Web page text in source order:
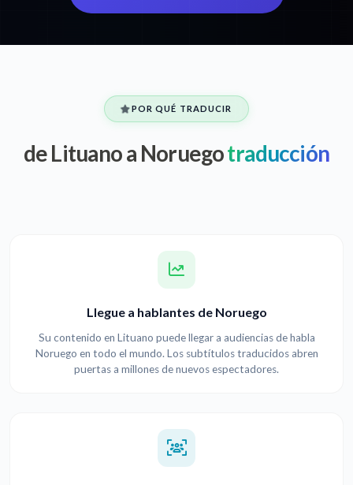
POR QUÉ TRADUCIR
de Lituano a Noruegotraducción
Llegue a hablantes de Noruego
Su contenido en Lituano puede llegar a audiencias de habla
Noruego en todo el mundo. Los subtítulos traducidos abren
puertas a millones de nuevos espectadores.